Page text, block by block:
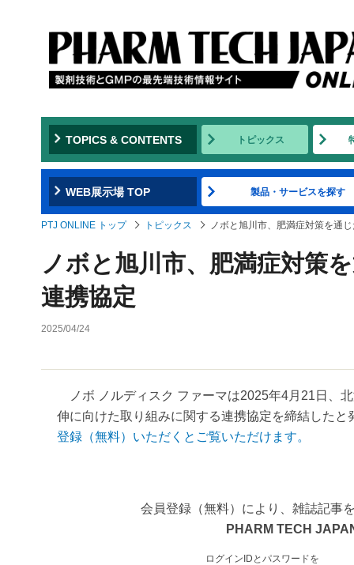
TOPICS & CONTENTS トピックス
WEB展示場 TOP 製品・サービスを探す
PTJ ONLINE トップ トピックス ノボと旭川市、肥満症対策を通
ノボと旭川市、肥満症対策
連携協定
2025/04/24
ノボ ノルディスク ファーマは2025年4月21日、
伸に向けた取り組みに関する連携協定を締結した
登録（無料）いただくとご覧いただけます。
会員登録（無料）により、雑誌記事
PHARM TECH
ログインIDとパスワードを